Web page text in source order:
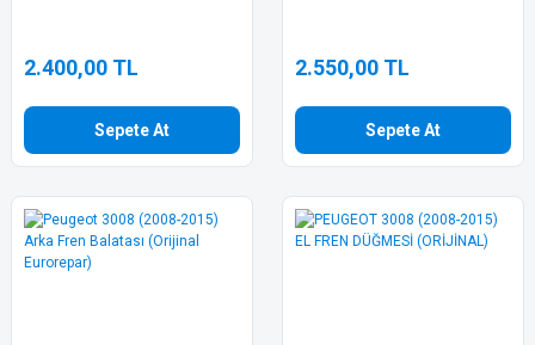
2.400,00 TL
Sepete At
2.550,00 TL
Sepete At